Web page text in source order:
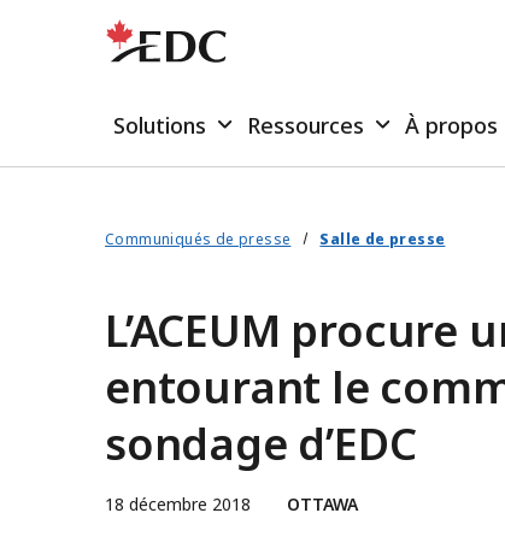
Solutions Ressources À propos
Communiqués de presse Salle de presse
L’ACEUM
entourant le
sondage d’EDC
18 décembre 2018 OTTAWA